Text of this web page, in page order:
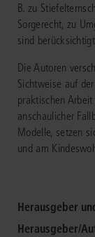
B. zu
Sorgerecht, zu
sind berücksichtigt.
Die Autoren
Sichtweise auf
praktischen
anschaulicher
Modelle, setzen
und am
Herausgeber
Herausgeber/